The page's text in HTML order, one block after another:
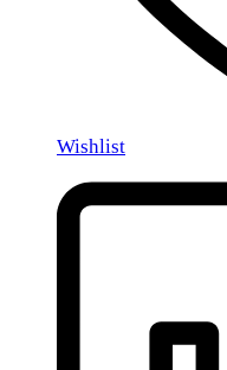
Wishlist